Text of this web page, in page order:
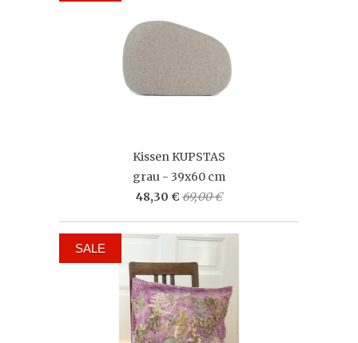
Kissen KUPSTAS
grau - 39x60 cm
48,30 € 69,00 €
SALE